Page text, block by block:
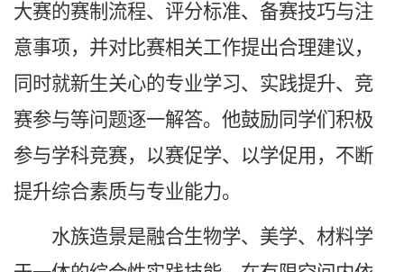
大赛的赛制流程、评分标准、备赛技巧与注
意事项，并对比赛相关工作提出合理建议，
同时就新生关心的专业学习、实践提升、竞
赛参与等问题逐一解答。他鼓励同学们积极
参与学科竞赛，以赛促学、以学促用，不断
提升综合素质与专业能力。
水族造景是融合生物学、美学、材料学